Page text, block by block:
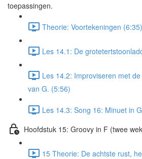
toepassingen.
Theorie: Voortekeningen (6:35)
Les 14.1: De
Les 14.2: Improviseren met
van G. (5:56)
Les 14.3: Song 16: Minuet in
Hoofdstuk 15: Groovy in F (twee
15 Theorie: De achtste rust,